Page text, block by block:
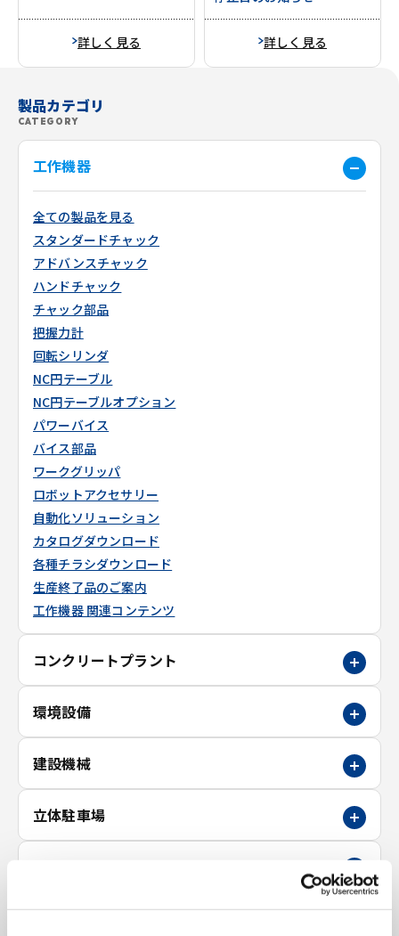
製品カテゴリ
CATEGORY
工作機器
全ての製品を見る
スタンダードチャック
アドバンスチャック
ハンドチャック
チャック部品
把握力計
回転シリンダ
NC円テーブル
NC円テーブルオプション
パワーバイス
バイス部品
ワークグリッパ
ロボットアクセサリー
自動化ソリューション
カタログダウンロード
各種チラシダウンロード
生産終了品のご案内
工作機器 関連コンテンツ
コンクリートプラント
環境設備
建設機械
立体駐車場
詳しく見る 詳しく見る